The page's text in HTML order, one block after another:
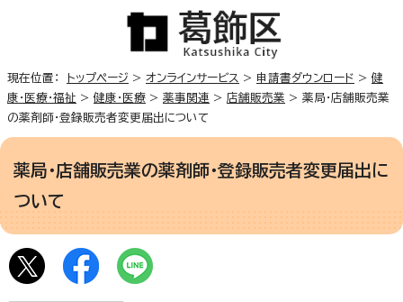
現在位置： トップページ > オンラインサービス > 申請書ダウンロード > 健
康・医療・福祉 > 健康・医療 > 薬事関連 > 店舗販売業 > 薬局・店舗販売業
の薬剤師・登録販売者変更届出について
薬局・店舗販売業の薬剤師・登録販売者変更届出に
ついて